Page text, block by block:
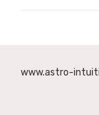
www.astro-